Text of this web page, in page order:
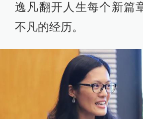
逸凡翻开人生每个新篇
不凡的经历。